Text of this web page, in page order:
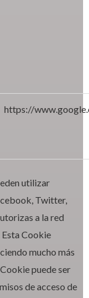
https://
utilizar
Twitter,
a la red
Cookie
mucho más
puede ser
de acceso de